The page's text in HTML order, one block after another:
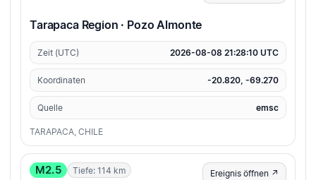
Tarapaca Region · Pozo Almonte
Zeit (UTC) 2026-08-08 21:28:10 UTC
Koordinaten -20.820, -69.270
Quelle emsc
TARAPACA, CHILE
M2.5 Tiefe: 114 km Ereignis öffnen ↗